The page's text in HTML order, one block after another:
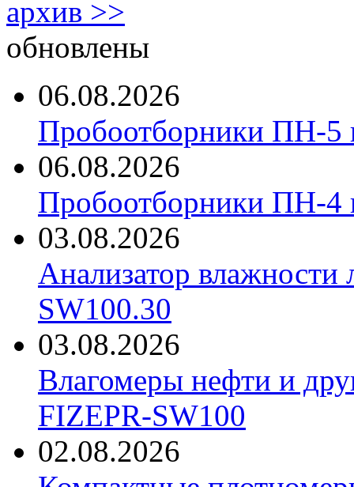
архив >>
обновлены
06.08.2026
Пробоотборники ПН-
06.08.2026
Пробоотборники ПН-
03.08.2026
Анализатор
SW100.30
03.08.2026
Влагомеры нефти и
FIZEPR-SW100
02.08.2026